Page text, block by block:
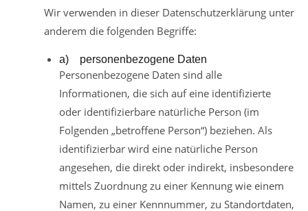
Wir verwenden in dieser Datenschutzerklärung unter
anderem die folgenden Begriffe:
a) personenbezogene Daten
Personenbezogene Daten sind alle
Informationen, die sich auf eine identifizierte
oder identifizierbare natürliche Person (im
Folgenden „betroffene Person“) beziehen. Als
identifizierbar wird eine natürliche Person
angesehen, die direkt oder indirekt, insbesondere
mittels Zuordnung zu einer Kennung wie einem
Namen, zu einer Kennnummer, zu Standortdaten,